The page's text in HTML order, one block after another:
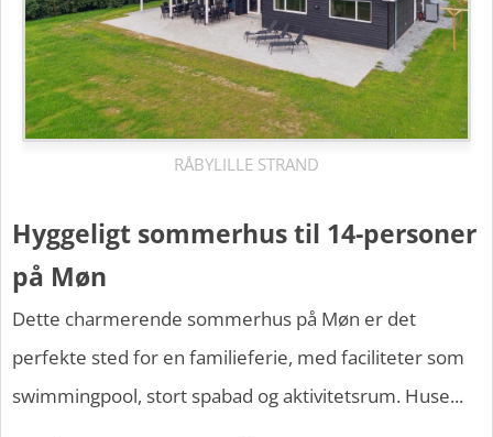
RÅBYLILLE STRAND
Hyggeligt sommerhus til 14-personer
på Møn
Dette charmerende sommerhus på Møn er det
perfekte sted for en familieferie, med faciliteter som
swimmingpool, stort spabad og aktivitetsrum. Huse...